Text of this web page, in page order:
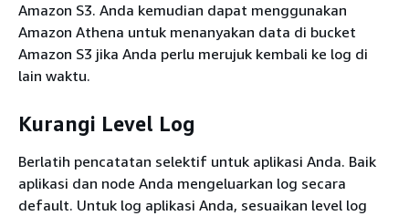
Amazon S3. Anda kemudian dapat menggunakan
Amazon Athena untuk menanyakan data di bucket
Amazon S3 jika Anda perlu merujuk kembali ke log di
lain waktu.
Kurangi Level Log
Berlatih pencatatan selektif untuk aplikasi Anda. Baik
aplikasi dan node Anda mengeluarkan log secara
default. Untuk log aplikasi Anda, sesuaikan level log